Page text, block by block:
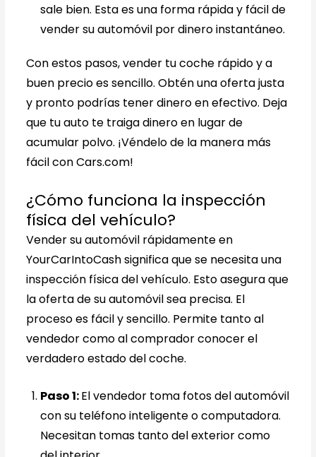
sale bien. Esta es una forma rápida y fácil de
vender su automóvil por dinero instantáneo.
Con estos pasos, vender tu coche rápido y a
buen precio es sencillo. Obtén una oferta justa
y pronto podrías tener dinero en efectivo. Deja
que tu auto te traiga dinero en lugar de
acumular polvo. ¡Véndelo de la manera más
fácil con Cars.com!
¿Cómo funciona la inspección
física del vehículo?
Vender su automóvil rápidamente en
YourCarIntoCash significa que se necesita una
inspección física del vehículo. Esto asegura que
la oferta de su automóvil sea precisa. El
proceso es fácil y sencillo. Permite tanto al
vendedor como al comprador conocer el
verdadero estado del coche.
Paso 1:El vendedor toma fotos del automóvil
con su teléfono inteligente o computadora.
Necesitan tomas tanto del exterior como